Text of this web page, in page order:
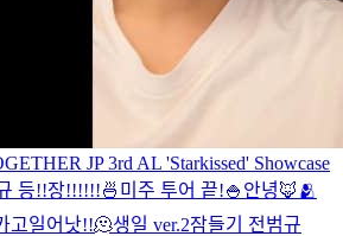
JP 3rd AL 'Starkissed' Showcase
등!!장!!!!!!🍜 미주 투어 끝!🍚 안녕🦊 🫂
고일어낫!!🫠생일 ver.2잠들기 전범규